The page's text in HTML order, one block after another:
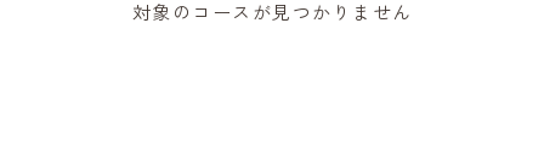
対象のコースが見つかりません